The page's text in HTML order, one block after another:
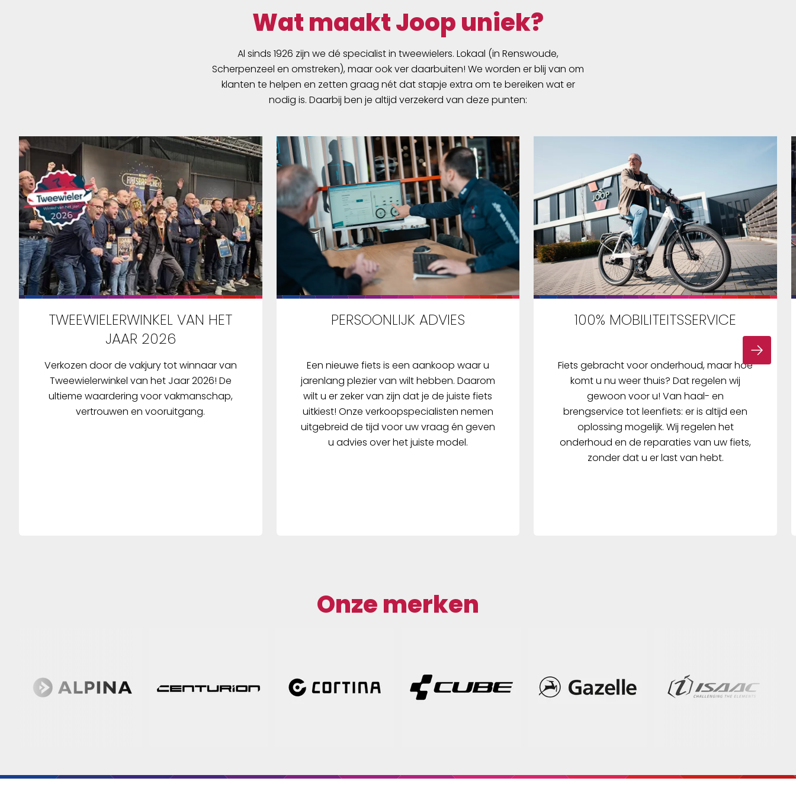
Wat maakt Joop uniek?
Al sinds 1926 zijn we dé specialist in tweewielers. Lokaal (in Renswoude,
Scherpenzeel en omstreken), maar ook ver daarbuiten! We worden er blij van om
klanten te helpen en zetten graag nét dat stapje extra om te bereiken wat er
nodig is. Daarbij ben je altijd verzekerd van deze punten:
TWEEWIELERWINKEL VAN HET
JAAR 2026
Verkozen door de vakjury tot winnaar van
Tweewielerwinkel van het Jaar 2026! De
ultieme waardering voor vakmanschap,
vertrouwen en vooruitgang.
PERSOONLIJK ADVIES
Een nieuwe fiets is een aankoop waar u
jarenlang plezier van wilt hebben. Daarom
wilt u er zeker van zijn dat je de juiste fiets
uitkiest! Onze verkoopspecialisten nemen
uitgebreid de tijd voor uw vraag én geven
u advies over het juiste model.
100% MOBILITEITSSERVICE
Fiets gebracht voor onderhoud, maar hoe
komt u nu weer thuis? Dat regelen wij
gewoon voor u! Van haal- en
brengservice tot leenfiets: er is altijd een
oplossing mogelijk. Wij regelen het
onderhoud en de reparaties van uw fiets,
zonder dat u er last van hebt.
Onze merken